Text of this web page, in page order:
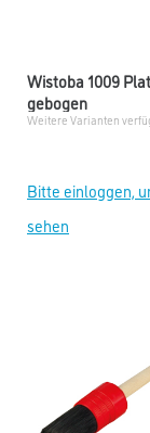
Wistoba 1009
gebogen
Weitere Varianten
Bitte einloggen,
sehen